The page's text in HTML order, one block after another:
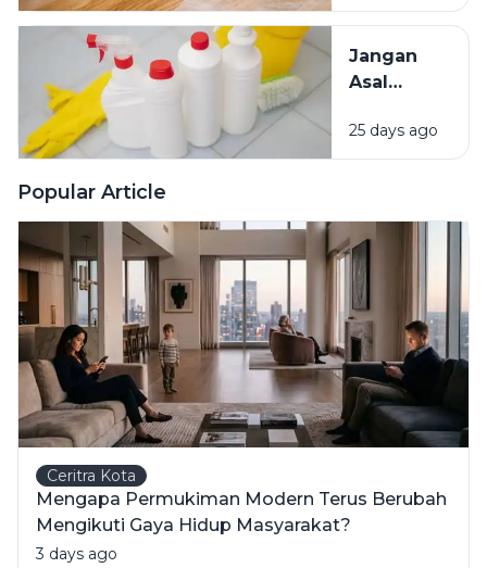
Penyebab
Mengatasinya
Jangan
Asal
Bahan
Pembersih
25 days ago
Popular Article
Ceritra Kota
Mengapa Permukiman Modern Terus Berubah
Mengikuti Gaya Hidup Masyarakat?
3 days ago